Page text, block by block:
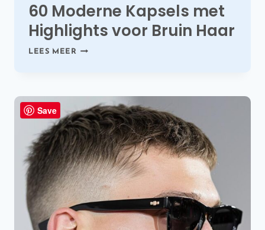
60 Moderne Kapsels met
Highlights voor Bruin Haar
LEES MEER 60
VOOR
BRUIN
HAAR
Save